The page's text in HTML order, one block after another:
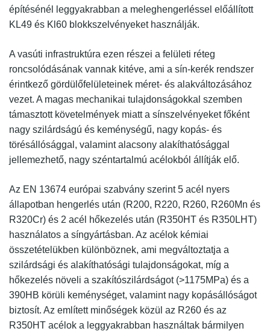
építésénél leggyakrabban a meleghengerléssel előállított
KL49 és Kl60 blokkszelvényeket használják.
A vasúti infrastruktúra ezen részei a felületi réteg
roncsolódásának vannak kitéve, ami a sín-kerék rendszer
érintkező gördülőfelületeinek méret- és alakváltozásához
vezet. A magas mechanikai tulajdonságokkal szemben
támasztott követelmények miatt a sínszelvényeket főként
nagy szilárdságú és keménységű, nagy kopás- és
törésállósággal, valamint alacsony alakíthatósággal
jellemezhető, nagy széntartalmú acélokból állítják elő.
Az EN 13674 európai szabvány szerint 5 acél nyers
állapotban hengerlés után (R200, R220, R260, R260Mn és
R320Cr) és 2 acél hőkezelés után (R350HT és R350LHT)
használatos a síngyártásban. Az acélok kémiai
összetételükben különböznek, ami megváltoztatja a
szilárdsági és alakíthatósági tulajdonságokat, míg a
hőkezelés növeli a szakítószilárdságot (>1175MPa) és a
390HB körüli keménységet, valamint nagy kopásállóságot
biztosít. Az említett minőségek közül az R260 és az
R350HT acélok a leggyakrabban használtak bármilyen